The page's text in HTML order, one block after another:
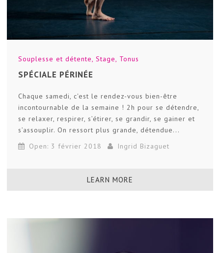
Souplesse et détente,Stage, Tonus
SPÉCIALE PÉRINÉE
Chaque samedi, c'est le rendez-vous bien-être
incontournable de la semaine ! 2h pour se détendre,
se relaxer, respirer, s’étirer, se grandir, se gainer et
s’assouplir. On ressort plus grande, détendue...
Open: 3 février 2018
Ingrid Bizaguet
LEARN MORE